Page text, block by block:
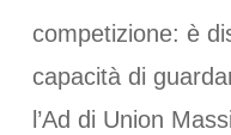
competizione: è
capacità di
l’Ad di Union